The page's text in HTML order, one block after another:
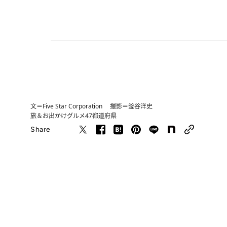
文＝Five Star Corporation 撮影＝釜谷洋史
旅＆お出かけグルメ47都道府県
Share